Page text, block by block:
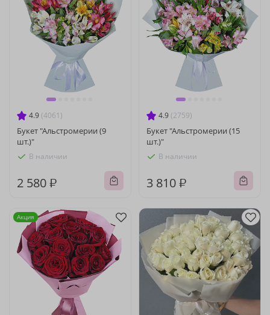
4.9 (4061)
Букет "Альстромерии (9
шт.)"
В наличии
2 580 ₽
4.9 (2759)
Букет "Альстромерии (15
шт.)"
В наличии
3 810 ₽
Акция